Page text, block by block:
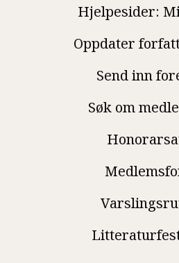
Hjelpesider:
Oppdater
Send inn
Søk om